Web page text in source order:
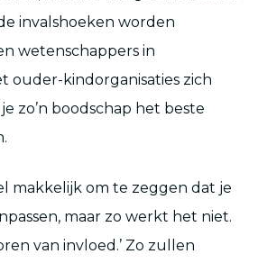
invalshoeken worden
wetenschappers in
ouder-kindorganisaties zich
zo’n boodschap het beste
makkelijk om te zeggen dat je
maar zo werkt het niet.
van invloed.’ Zo zullen